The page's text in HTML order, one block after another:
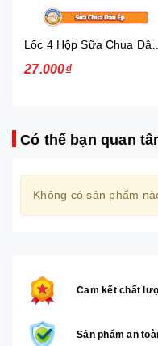
27.000₫
Có thể bạn quan
Không có sản phẩm
Cam kết chất
Sản phẩm an